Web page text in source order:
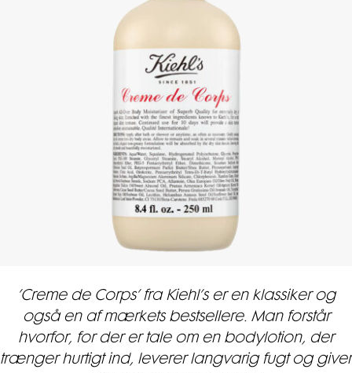
’Creme de Corps’ fra Kiehl’s er en klassiker og
også en af mærkets bestsellere. Man forstår
hvorfor, for der er tale om en bodylotion, der
trænger hurtigt ind, leverer langvarig fugt og giver